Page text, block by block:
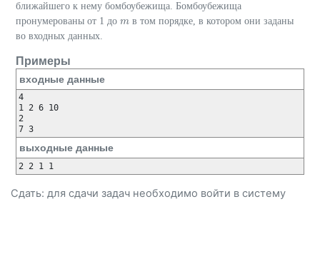
ближайшего к нему бомбоубежища. Бомбоубежища
пронумерованы от 1 до m
m в том порядке, в котором они заданы
во входных данных.
Примеры
входные данные
4
1 2 6 10
2
выходные данные
Сдать: для сдачи задач необходимо войти в систему